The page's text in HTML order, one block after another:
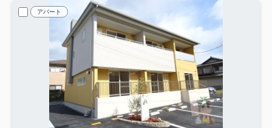
アパート